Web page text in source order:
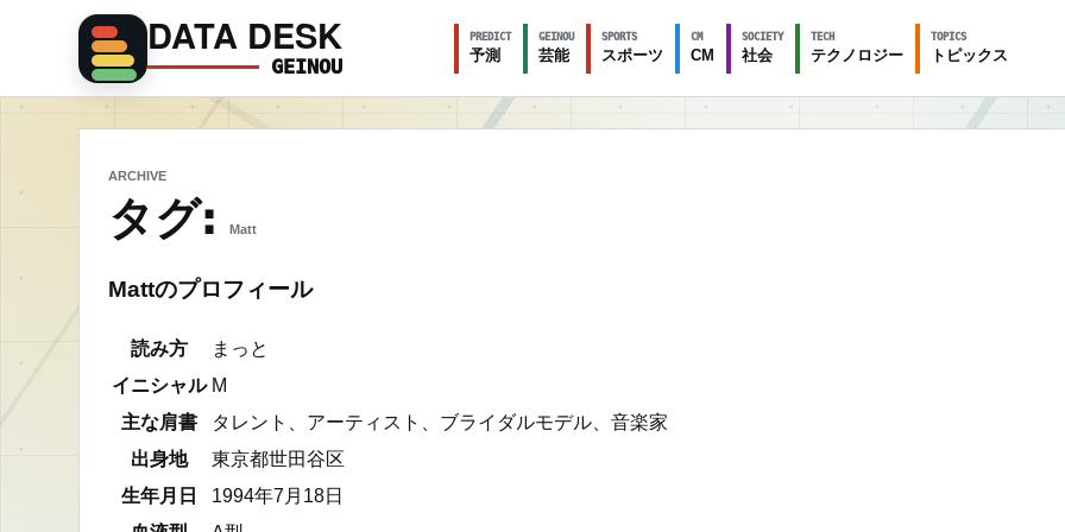
DATA DESK
GEINOU
PREDICT
予測
GEINOU
芸能
SPORTS
スポーツ
CM
CM
SOCIETY
社会
TECH
テクノロジー
TOPICS
トピックス
ARCHIVE
タグ: Matt
Mattのプロフィール
読み方
まっと
イニシャル M
主な肩書
タレント、アーティスト、ブライダルモデル、音楽家
出身地
東京都世田谷区
生年月日
1994年7月18日